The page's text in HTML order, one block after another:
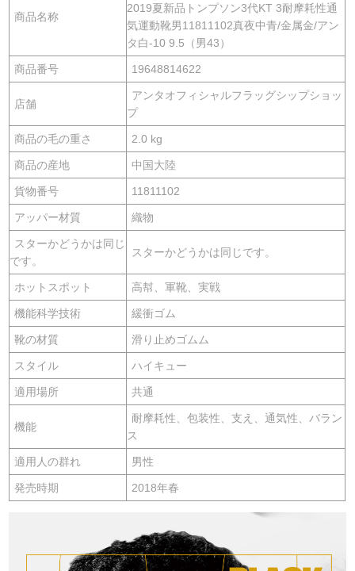
商品名称
2019夏新品トンプソン3代KT 3耐摩耗性通
気運動靴男11811102真夜中青/金属金/アン
タ白-10 9.5（男43）
商品番号 19648814622
店舗
アンタオフィシャルフラッグシップショッ
プ
商品の毛の重さ 2.0 kg
商品の産地 中国大陸
貨物番号 11811102
アッパー材質 織物
スターかどうかは同じ
です。
スターかどうかは同じです。
ホットスポット 高幇、軍靴、実戦
機能科学技術 緩衝ゴム
靴の材質 滑り止めゴムム
スタイル ハイキュー
適用場所 共通
機能
耐摩耗性、包装性、支え、通気性、バラン
ス
適用人の群れ 男性
発売時期 2018年春